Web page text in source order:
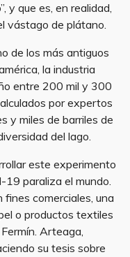
y que es, en realidad,
vástago de plátano.
de los más antiguos
la industria
entre 200 mil y 300
por expertos
y miles de barriles de
del lago.
este experimento
19 paraliza el mundo.
comerciales, una
o productos textiles
Arteaga,
su tesis sobre